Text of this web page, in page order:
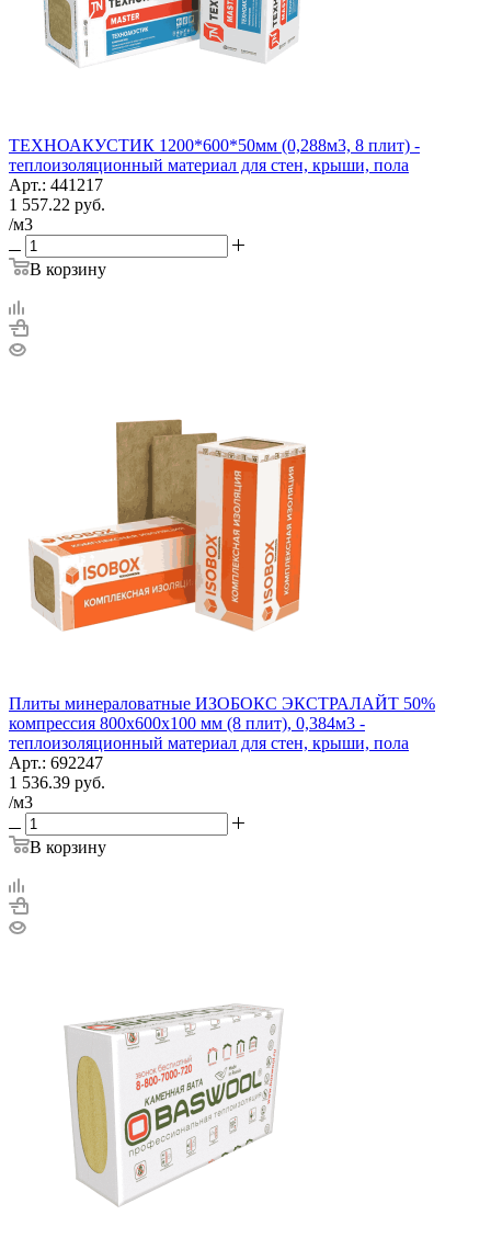
ТЕХНОАКУСТИК 1200*600*50мм (0,288м3, 8 плит) -
теплоизоляционный материал для стен, крыши, пола
Арт.: 441217
1 557.22 руб.
/м3
В корзину
Плиты минераловатные ИЗОБОКС ЭКСТРАЛАЙТ 50%
компрессия 800х600х100 мм (8 плит), 0,384м3 -
теплоизоляционный материал для стен, крыши, пола
Арт.: 692247
1 536.39 руб.
/м3
В корзину